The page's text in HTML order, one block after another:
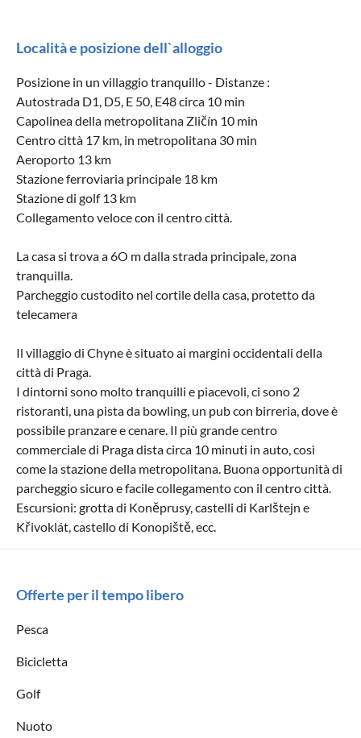
Località e posizione dell`alloggio
Posizione in un villaggio tranquillo - Distanze :
Autostrada D1, D5, E 50, E48 circa 10 min
Capolinea della metropolitana Zličín 10 min
Centro città 17 km, in metropolitana 30 min
Aeroporto 13 km
Stazione ferroviaria principale 18 km
Stazione di golf 13 km
Collegamento veloce con il centro città.
La casa si trova a 6O m dalla strada principale, zona
tranquilla.
Parcheggio custodito nel cortile della casa, protetto da
telecamera
Il villaggio di Chyne è situato ai margini occidentali della
città di Praga.
I dintorni sono molto tranquilli e piacevoli, ci sono 2
ristoranti, una pista da bowling, un pub con birreria, dove è
possibile pranzare e cenare. Il più grande centro
commerciale di Praga dista circa 10 minuti in auto, così
come la stazione della metropolitana. Buona opportunità di
parcheggio sicuro e facile collegamento con il centro città.
Escursioni: grotta di Koněprusy, castelli di Karlštejn e
Křivoklát, castello di Konopiště, ecc.
Offerte per il tempo libero
Pesca
Bicicletta
Golf
Nuoto